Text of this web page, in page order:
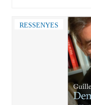
RESSENYES